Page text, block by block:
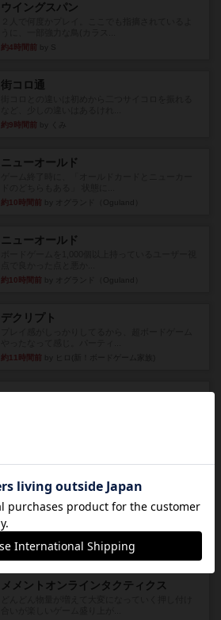
ウイングスパン
約4時間前
街コロ通
約9時間前
ニューオールド
約10時間前
ニューオールド
約10時間前
デクリプト
約11時間前
画像付き 充実
マーケットフレッシュ
目的あなたの店先に農産物の木箱を戦略的に積み
重ねて在庫を最大化し、競合...
約18時間前by jurong
メメントオンラインタクティクス